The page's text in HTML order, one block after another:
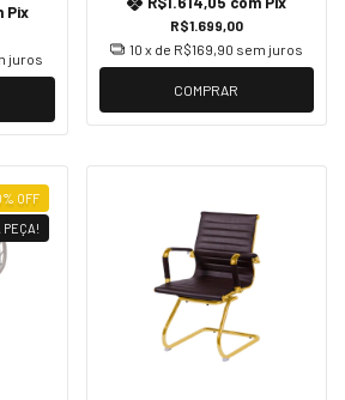
Pix
juros
R$1.699,00
10 x de R$169,90 sem juros
COMPRAR
% OFF